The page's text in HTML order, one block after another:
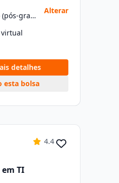
Especialização (pós-graduação)
Alterar
virtual
detalhes
esta bolsa
4.4
TI